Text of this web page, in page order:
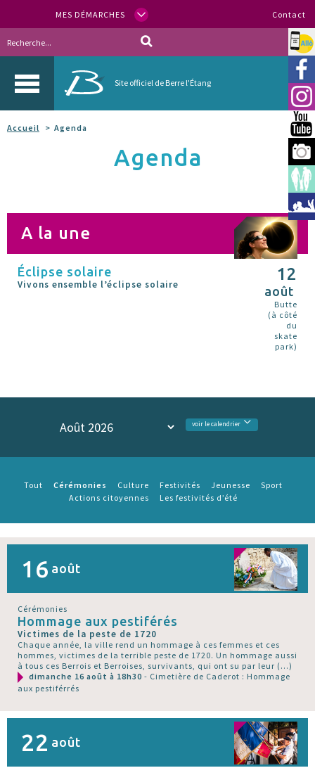
MES DÉMARCHES Contact
Site officiel de Berre l'Étang
Allo
Accueil Agenda
Agenda
A la une
Éclipse solaire
Vivons ensemble l’éclipse solaire
12
août
Butte
(à côté
du
skate
park)
voir le calendrier
Tout Cérémonies Culture Festivités Jeunesse
Sport
Actions citoyennes
Les festivités d’été
16 août
Cérémonies
Hommage aux pestiférés
Victimes de la peste de 1720
Chaque année, la ville rend un hommage à ces femmes et ces
hommes, victimes de la terrible peste de 1720. Un hommage aussi
à tous ces Berrois et Berroises, survivants, qui ont su par leur (…)
dimanche 16 août à 18h30 - Cimetière de Caderot : Hommage
aux pestiférrés
22 août